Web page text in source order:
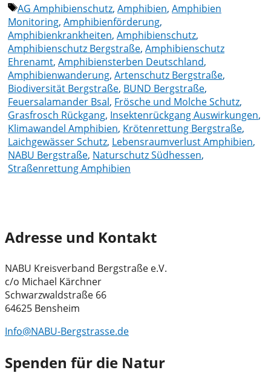
Schlagwörter
AG Amphibienschutz, Amphibien, Amphibien
Monitoring, Amphibienförderung,
Amphibienkrankheiten, Amphibienschutz,
Amphibienschutz Bergstraße, Amphibienschutz
Ehrenamt, Amphibiensterben Deutschland,
Amphibienwanderung, Artenschutz Bergstraße,
Biodiversität Bergstraße, BUND Bergstraße,
Feuersalamander Bsal, Frösche und Molche Schutz,
Grasfrosch Rückgang, Insektenrückgang Auswirkungen,
Klimawandel Amphibien, Krötenrettung Bergstraße,
Laichgewässer Schutz, Lebensraumverlust Amphibien,
NABU Bergstraße, Naturschutz Südhessen,
Straßenrettung Amphibien
Adresse und Kontakt
NABU Kreisverband Bergstraße e.V.
c/o Michael Kärchner
Schwarzwaldstraße 66
64625 Bensheim
Info@NABU-Bergstrasse.de
Spenden für die Natur